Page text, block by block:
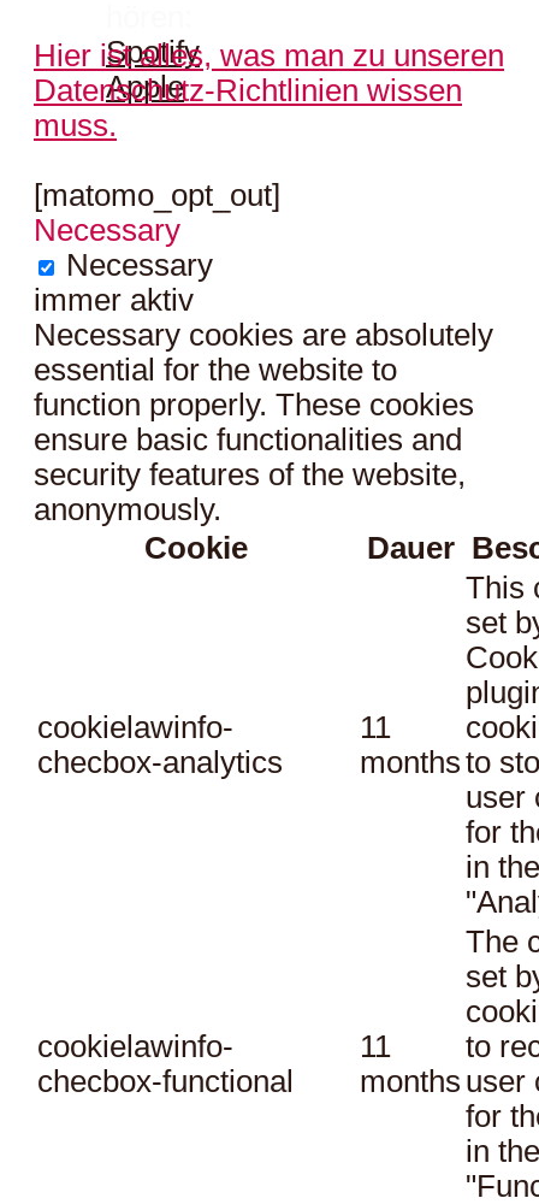
Spotify
Apple
Hier ist alles, was man zu unseren
Datenschutz-Richtlinien wissen
muss.
[matomo_opt_out]
Necessary
Necessary
immer aktiv
Necessary cookies are absolutely
essential for the website to
function properly. These cookies
ensure basic functionalities and
security features of the website,
anonymously.
Cookie
Dauer
cookielawinfo-
checbox-analytics
11
months
This
set
to
user
for
in
cookielawinfo-
checbox-functional
11
months
The
set
to
user
for
in